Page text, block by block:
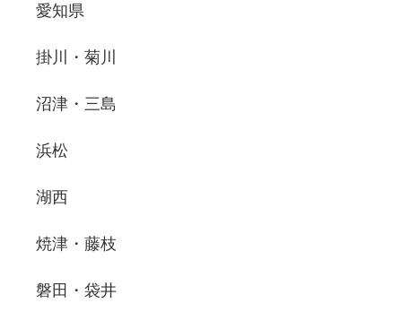
愛知県
掛川・菊川
沼津・三島
浜松
湖西
焼津・藤枝
磐田・袋井